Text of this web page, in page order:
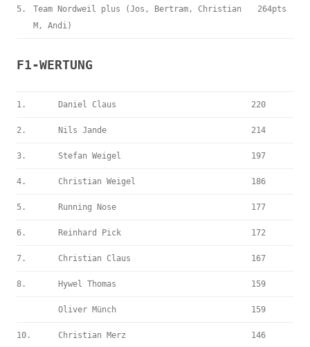
5.
Team Nordweil plus (Jos, Bertram, Christian
M, Andi)
264pts
F1-WERTUNG
1. Daniel Claus 220
2. Nils Jande 214
3. Stefan Weigel 197
4. Christian Weigel 186
5. Running Nose 177
6. Reinhard Pick 172
7. Christian Claus 167
8. Hywel Thomas 159
Oliver Münch 159
10. Christian Merz 146